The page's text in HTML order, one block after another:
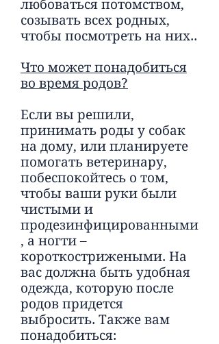
любоваться потомством,
созывать всех родных,
чтобы посмотреть на них..
Что может понадобиться
во время родов?
Если вы решили,
принимать роды у собак
на дому, или планируете
помогать ветеринару,
побеспокойтесь о том,
чтобы ваши руки были
чистыми и
продезинфицированными
, а ногти –
короткострижеными. На
вас должна быть удобная
одежда, которую после
родов придется
выбросить. Также вам
понадобиться: